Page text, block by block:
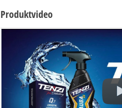
Produktvideo